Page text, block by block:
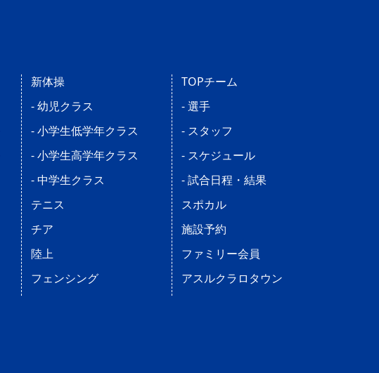
新体操
- 幼児クラス
- 小学生低学年クラス
- 小学生高学年クラス
- 中学生クラス
テニス
チア
陸上
フェンシング
TOPチーム
- 選手
- スタッフ
- スケジュール
- 試合日程・結果
スポカル
施設予約
ファミリー会員
アスルクラロタウン